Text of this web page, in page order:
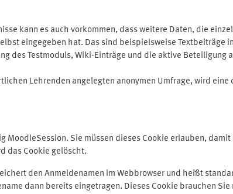
kann es auch vorkommen, dass weitere Daten, die
eingegeben hat. Das sind beispielsweise Textbeiträge
des Testmoduls, Wiki-Einträge und die aktive
Lehrenden angelegten anonymen Umfrage, wird
Sie müssen dieses Cookie erlauben,
das Cookie gelöscht.
den Anmeldenamen im Webbrowser und heißt
dann bereits eingetragen. Dieses Cookie brauchen